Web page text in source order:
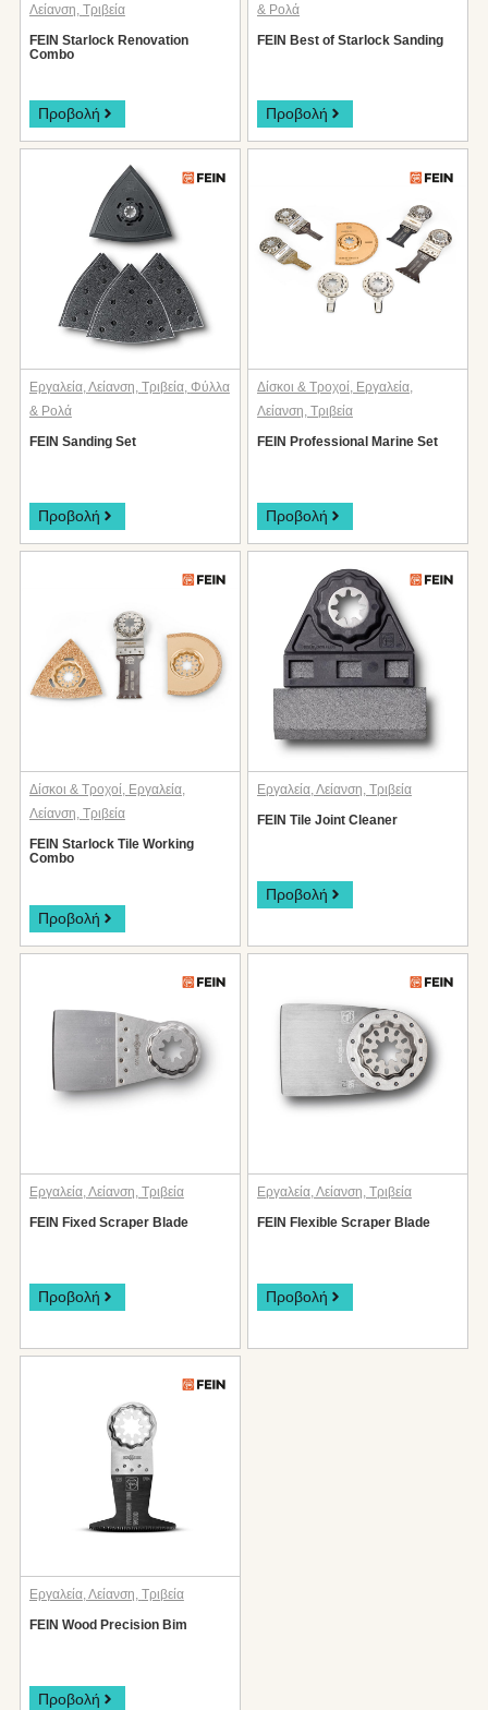
Λείανση Τριβεία
FEIN Starlock Renovation
Combo
Προβολή
& Ρολά
FEIN Best of Starlock Sanding
Προβολή
Εργαλεία,Λείανση, Τριβεία, Φύλλα
& Ρολά
FEIN Sanding Set
Προβολή
Δίσκοι & Τροχοί, Εργαλεία,
Λείανση, Τριβεία
FEIN Professional Marine Set
Προβολή
Δίσκοι & Τροχοί, Εργαλεία,
Λείανση, Τριβεία
FEIN Starlock Tile Working
Combo
Προβολή
Εργαλεία,Λείανση, Τριβεία
FEIN Tile Joint Cleaner
Προβολή
Εργαλεία,Λείανση, Τριβεία
FEIN Fixed Scraper Blade
Προβολή
Εργαλεία,Λείανση, Τριβεία
FEIN Flexible Scraper Blade
Προβολή
Εργαλεία,Λείανση, Τριβεία
FEIN Wood Precision Bim
Προβολή